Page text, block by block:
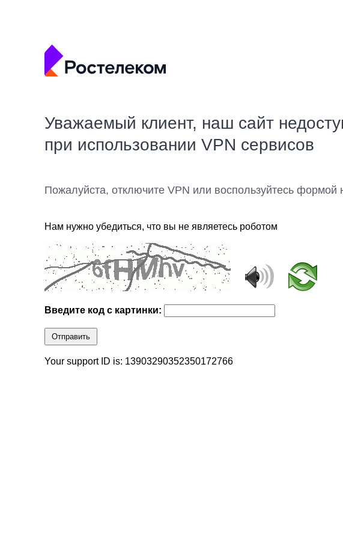
Уважаемый клиент, наш сайт
при использовании VPN сервисов
Пожалуйста, отключите VPN или воспользуйтесь формой
Нам нужно убедиться, что вы не являетесь роботом
Введите код с картинки:
Отправить
Your support ID is: 13903290352350172766